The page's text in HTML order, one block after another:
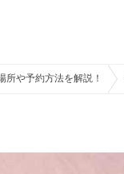
所や予約方法を解説！